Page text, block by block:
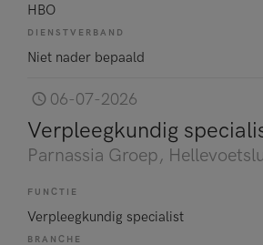
HBO
DIENSTVERBAND
Niet nader bepaald
06-07-2026
Verpleegkundig
Parnassia Groep,
FUNCTIE
Verpleegkundig specialist
BRANCHE